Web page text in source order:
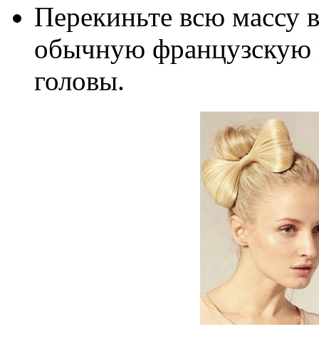
Перекиньте всю массу
обычную французскую
головы.